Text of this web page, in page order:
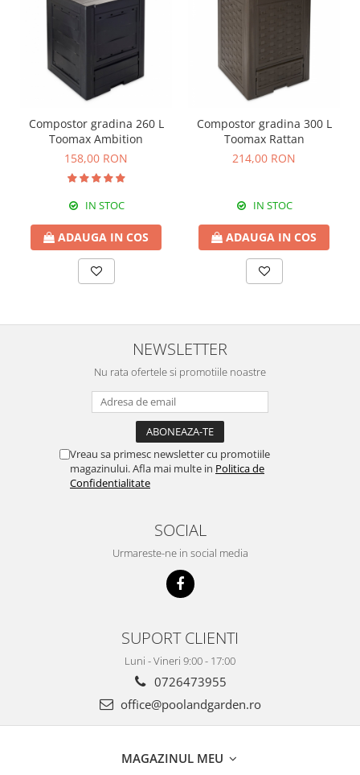
Compostor gradina 260 L
Toomax Ambition
158,00 RON
IN STOC
ADAUGA IN COS
Compostor gradina 300 L
Toomax Rattan
214,00 RON
IN STOC
ADAUGA IN COS
NEWSLETTER
Nu rata ofertele si promotiile noastre
Vreau sa primesc newsletter cu promotiile
magazinului. Afla mai multe in Politica de
Confidentialitate
SOCIAL
Urmareste-ne in social media
SUPORT CLIENTI
Luni - Vineri 9:00 - 17:00
0726473955
office@poolandgarden.ro
MAGAZINUL MEU